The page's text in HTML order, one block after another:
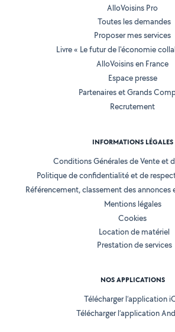
AlloVoisins Pro
Toutes les demandes
Proposer mes services
Livre « Le futur de l'économie
AlloVoisins en France
Espace presse
Partenaires et Grands
Recrutement
INFORMATIONS LÉGALES
Conditions Générales de Vente et
Politique de confidentialité et de
Référencement, classement des annonces
Mentions légales
Cookies
Location de matériel
Prestation de services
NOS APPLICATIONS
Télécharger l’application
Télécharger l’application